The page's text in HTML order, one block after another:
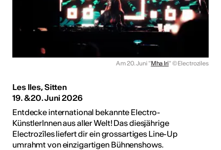
Am 20. Juni "Mha Iri" © Electroziles
Les Iles, Sitten
19. & 20. Juni 2026
Entdecke international bekannte Electro-
KünstlerInnen aus aller Welt! Das diesjährige
Electrozîles liefert dir ein grossartiges Line-Up
umrahmt von einzigartigen Bühnenshows.